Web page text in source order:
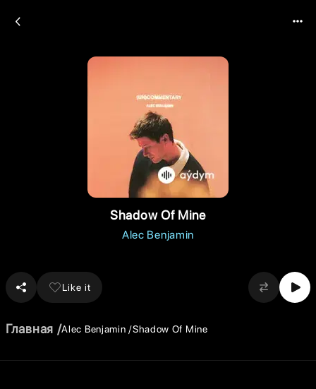
Shadow Of Mine
Alec Benjamin
Like it
Главная Alec Benjamin Shadow Of Mine